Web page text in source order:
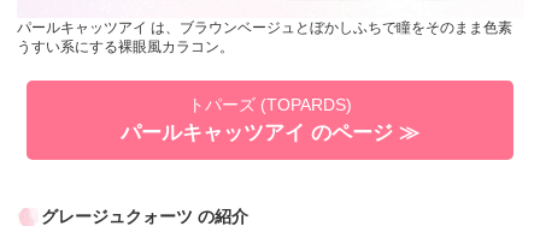
パールキャッツアイ は、ブラウンベージュとぼかしふちで瞳をそのまま色素
うすい系にする裸眼風カラコン。
トパーズ (TOPARDS)
パールキャッツアイ のページ ≫
グレージュクォーツ の紹介